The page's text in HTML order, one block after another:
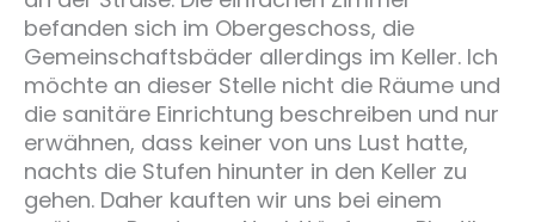
befanden sich im Obergeschoss, die
Gemeinschaftsbäder allerdings im Keller. Ich
möchte an dieser Stelle nicht die Räume und
die sanitäre Einrichtung beschreiben und nur
erwähnen, dass keiner von uns Lust hatte,
nachts die Stufen hinunter in den Keller zu
gehen. Daher kauften wir uns bei einem